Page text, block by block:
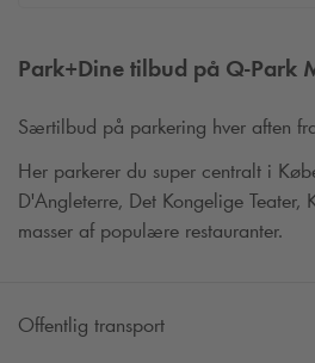
Park+Dine tilbud på Q-Park
Særtilbud på parkering hver aften
Her parkerer du super centralt i
D'Angleterre, Det Kongelige Teater,
masser af populære restauranter.
Offentlig transport